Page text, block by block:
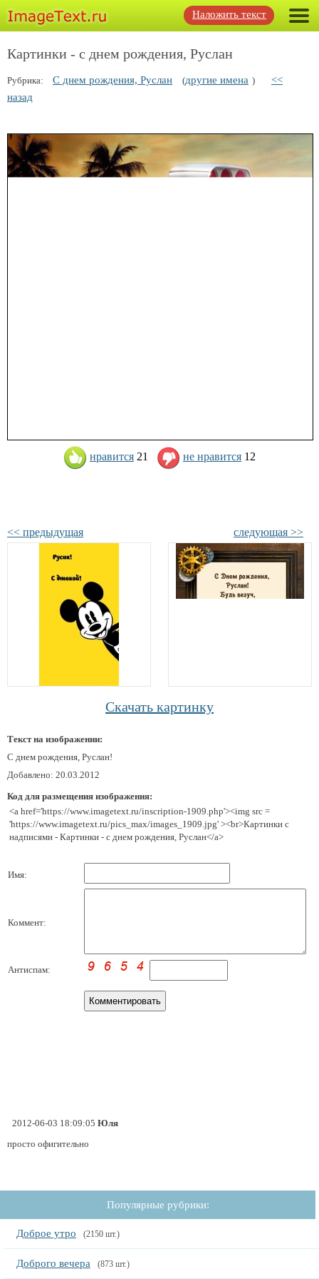
Наложить текст
Картинки - с днем рождения, Руслан
Рубрика: С днем рождения, Руслан (другие имена )
<<
назад
нравится 21 не нравится 12
<< предыдущая следующая >>
Скачать картинку
Текст на изображении:
С днем рождения, Руслан!
Добавлено: 20.03.2012
Код для размещения изображения:
<a href='https://www.imagetext.ru/inscription-1909.php'><img src =
'https://www.imagetext.ru/pics_max/images_1909.jpg' ><br>Картинки с
надписями - Картинки - с днем рождения, Руслан</a>
Имя:
Коммент:
Антиспам:
2012-06-03 18:09:05 Юля
просто офигительно
Популярные рубрики:
Доброе утро (2150 шт.)
Доброго вечера (873 шт.)